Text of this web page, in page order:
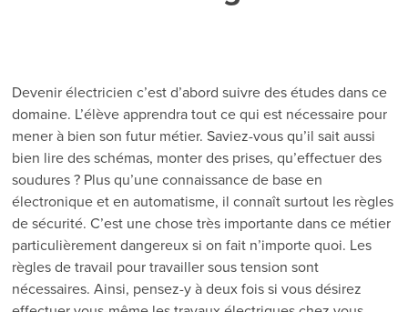
Devenir électricien c’est d’abord suivre des études dans ce
domaine. L’élève apprendra tout ce qui est nécessaire pour
mener à bien son futur métier. Saviez-vous qu’il sait aussi
bien lire des schémas, monter des prises, qu’effectuer des
soudures ? Plus qu’une connaissance de base en
électronique et en automatisme, il connaît surtout les règles
de sécurité. C’est une chose très importante dans ce métier
particulièrement dangereux si on fait n’importe quoi. Les
règles de travail pour travailler sous tension sont
nécessaires. Ainsi, pensez-y à deux fois si vous désirez